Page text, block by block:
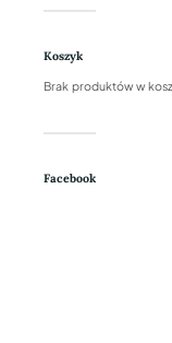
Koszyk
Brak produktów w
Facebook